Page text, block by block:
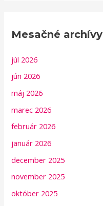
Mesačné archívy
júl 2026
jún 2026
máj 2026
marec 2026
február 2026
január 2026
december 2025
november 2025
október 2025